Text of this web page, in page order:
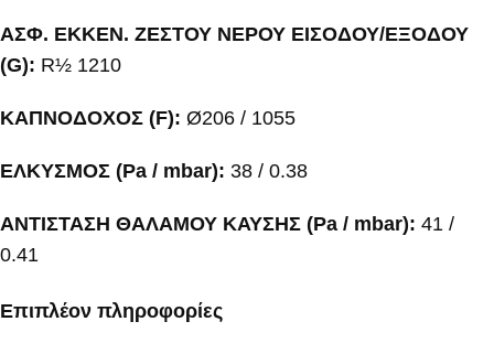
ΑΣΦ. ΕΚΚΕΝ. ΖΕΣΤΟΥ ΝΕΡΟΥ ΕΙΣΟΔΟΥ/ΕΞΟΔΟΥ
(G): R½ 1210
ΚΑΠΝΟΔΟΧΟΣ (F): Ø206 / 1055
ΕΛΚΥΣΜΟΣ (Pa / mbar): 38 / 0.38
ΑΝΤΙΣΤΑΣΗ ΘΑΛΑΜΟΥ ΚΑΥΣΗΣ (Pa / mbar): 41 /
0.41
Επιπλέον πληροφορίες